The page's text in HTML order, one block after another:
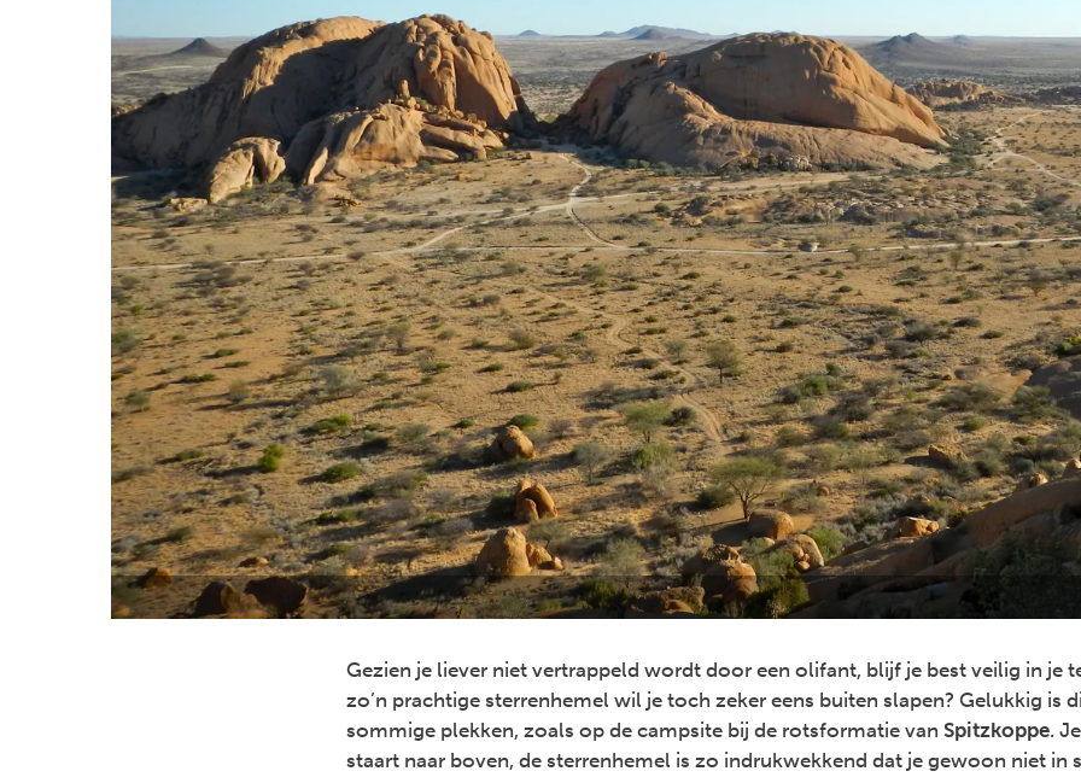
Gezien je liever niet vertrappeld wordt door een olifant, blijf je best veilig in je
zo’n prachtige sterrenhemel wil je toch zeker eens buiten slapen? Gelukkig is
sommige plekken, zoals op de campsite bij de rotsformatie van Spitzkoppe.
staart naar boven, de sterrenhemel is zo indrukwekkend dat je gewoon niet in